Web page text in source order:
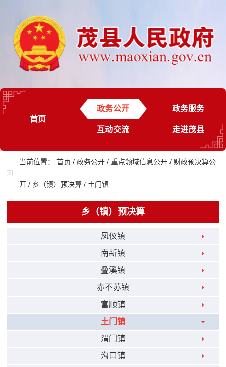
首页
政务公开 政务服务
互动交流 走进茂县
当前位置：首页 /政务公开 /重点领域信息公开 / 财政预决算公
开 / 乡（镇）预决算 / 土门镇
乡（镇）预决算
凤仪镇
南新镇
叠溪镇
赤不苏镇
富顺镇
土门镇
渭门镇
沟口镇